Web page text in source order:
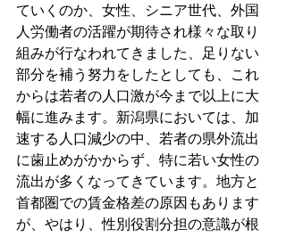
ていくのか、女性、シニア世代、外国
人労働者の活躍が期待され様々な取り
組みが行なわれてきました、足りない
部分を補う努力をしたとしても、これ
からは若者の人口激が今まで以上に大
幅に進みます。新潟県においては、加
速する人口減少の中、若者の県外流出
に歯止めがかからず、特に若い女性の
流出が多くなってきています。地方と
首都圏での賃金格差の原因もあります
が、やはり、性別役割分担の意識が根